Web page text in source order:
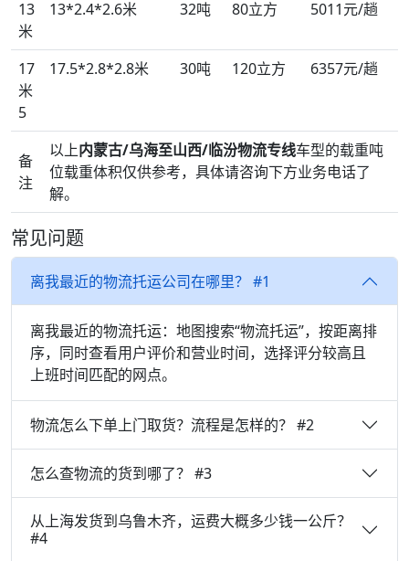
13
米
13*2.4*2.6米 32吨 80立方 5011元/趟
17
米
5
17.5*2.8*2.8米 30吨 120立方 6357元/趟
备
注
以上内蒙古/乌海至山西/临汾物流专线车型的载重吨
位载重体积仅供参考，具体请咨询下方业务电话了
解。
常见问题
离我最近的物流托运公司在哪里？ #1
离我最近的物流托运：地图搜索“物流托运”，按距离排
序，同时查看用户评价和营业时间，选择评分较高且
上班时间匹配的网点。
物流怎么下单上门取货？流程是怎样的？ #2
怎么查物流的货到哪了？ #3
从上海发货到乌鲁木齐，运费大概多少钱一公斤？
#4